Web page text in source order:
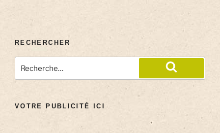
RECHERCHER
VOTRE PUBLICITÉ ICI